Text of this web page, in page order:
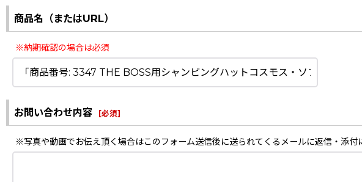
商品名（またはURL）
※納期確認の場合は必須
お問い合わせ内容 [必須]
※写真や動画でお伝え頂く場合はこのフォーム送信後に送られてくるメールに返信・添付